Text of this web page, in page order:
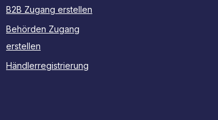
B2B Zugang erstellen
Behörden Zugang
erstellen
Händlerregistrierung